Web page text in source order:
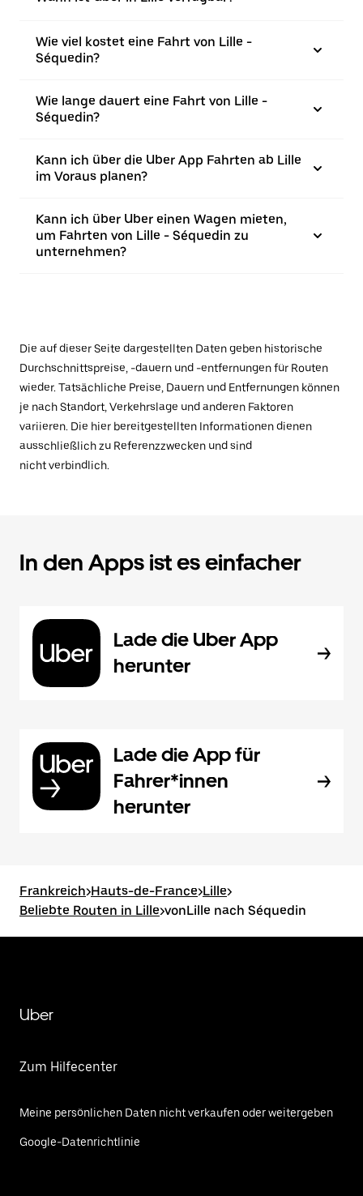
Wie viel kostet eine Fahrt von Lille -
Séquedin?
Wie lange dauert eine Fahrt von Lille -
Séquedin?
Kann ich über die Uber App Fahrten ab Lille
im Voraus planen?
Kann ich über Uber einen Wagen mieten,
um Fahrten von Lille - Séquedin zu
unternehmen?
Die auf dieser Seite dargestellten Daten geben historische
Durchschnittspreise, -dauern und -entfernungen für Routen
wieder. Tatsächliche Preise, Dauern und Entfernungen können
je nach Standort, Verkehrslage und anderen Faktoren
variieren. Die hier bereitgestellten Informationen dienen
ausschließlich zu Referenzzwecken und sind
nicht verbindlich.
In den Apps ist es einfacher
Lade die Uber App
herunter
Lade die App für
Fahrer*innen
herunter
Frankreich>Hauts-de-France>Lille>
Beliebte Routen in Lille>vonLille nach Séquedin
Uber
Zum Hilfecenter
Meine persönlichen Daten nicht verkaufen oder weitergeben
Google-Datenrichtlinie